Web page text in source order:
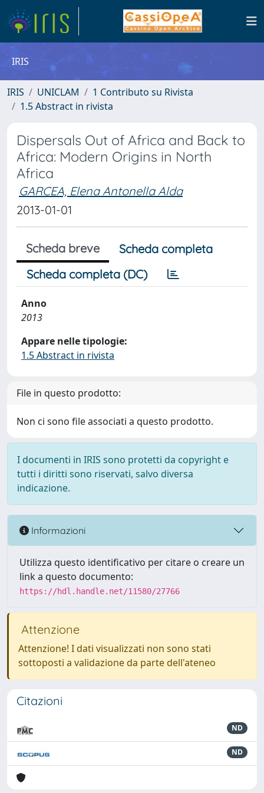
IRIS
IRIS UNICLAM
1 Contributo su Rivista
1.5 Abstract in rivista
Dispersals Out of Africa and Back to
Africa: Modern Origins in North
Africa
GARCEA, Elena Antonella Alda
2013-01-01
Scheda breve
Scheda completa
Scheda completa (DC)
Anno
2013
Appare nelle tipologie:
1.5 Abstract in rivista
File in questo prodotto:
Non ci sono file associati a questo prodotto.
I documenti in IRIS sono protetti da copyright e
tutti i diritti sono riservati, salvo diversa
indicazione.
Informazioni
Utilizza questo identificativo per citare o creare un
link a questo documento:
https://hdl.handle.net/11580/27766
Attenzione
Attenzione! I dati visualizzati non sono stati
sottoposti a validazione da parte dell'ateneo
Citazioni
ND
ND